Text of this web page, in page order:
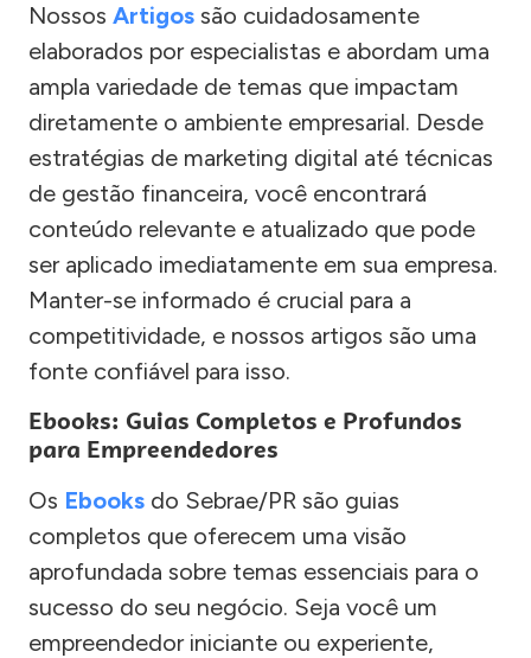
Nossos Artigos são cuidadosamente
elaborados por especialistas e abordam uma
ampla variedade de temas que impactam
diretamente o ambiente empresarial. Desde
estratégias de marketing digital até técnicas
de gestão financeira, você encontrará
conteúdo relevante e atualizado que pode
ser aplicado imediatamente em sua empresa.
Manter-se informado é crucial para a
competitividade, e nossos artigos são uma
fonte confiável para isso.
Ebooks: Guias Completos e Profundos
para Empreendedores
Os Ebooks do Sebrae/PR são guias
completos que oferecem uma visão
aprofundada sobre temas essenciais para o
sucesso do seu negócio. Seja você um
empreendedor iniciante ou experiente,